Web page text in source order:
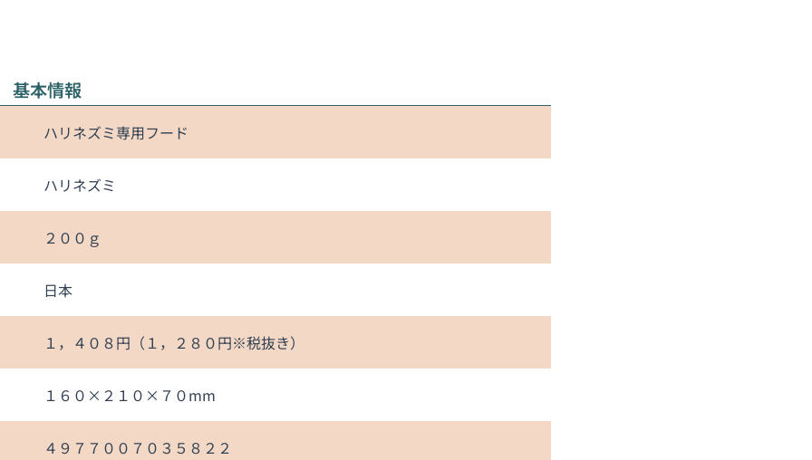
報
ハリネズミ専用フード
ハリネズミ
２００ｇ
日本
１，４０８円（１，２８０円※税抜き）
１６０×２１０×７０mm
４９７７００７０３５８２２